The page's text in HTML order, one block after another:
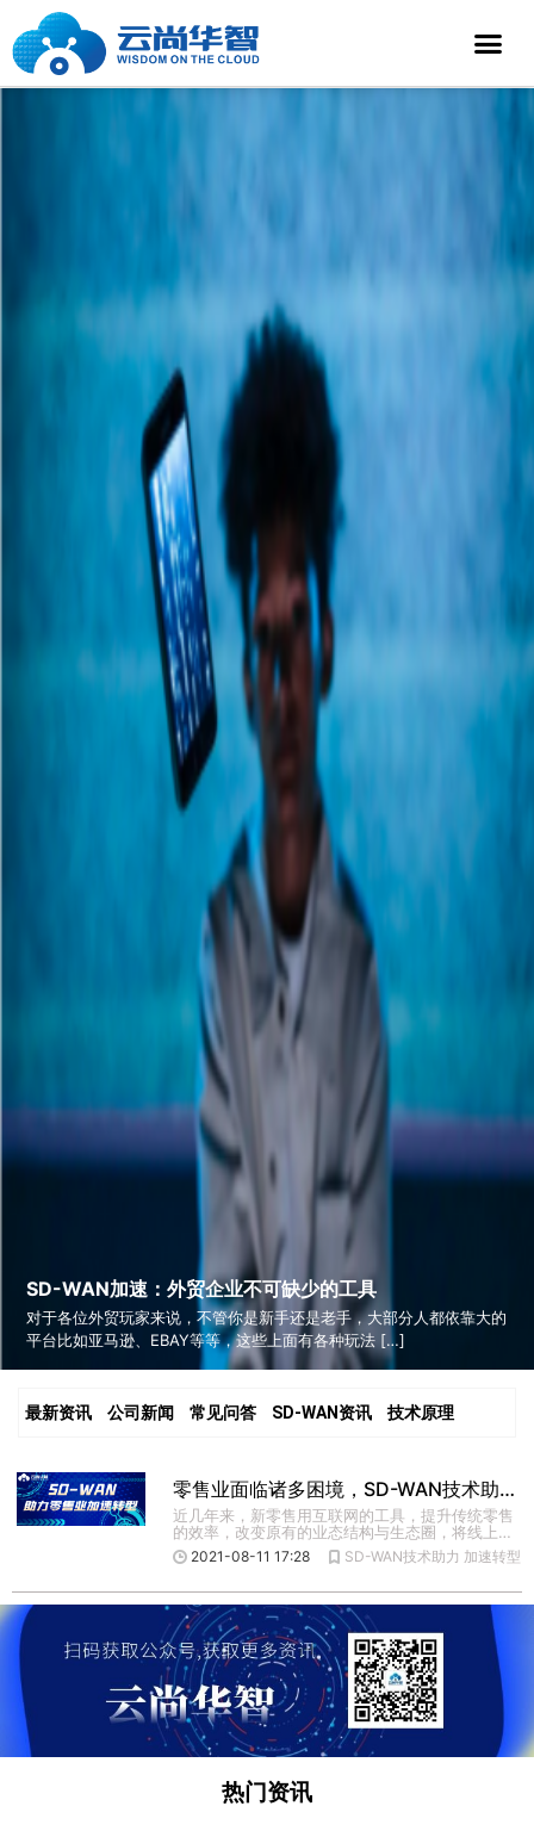
SD-WAN加速：外贸企业不可缺少的工具
对于各位外贸玩家来说，不管你是新手还是老手，大部分人都依靠大的
平台比如亚马逊、EBAY等等，这些上面有各种玩法 […]
最新资讯 公司新闻 常见问答 SD-WAN资讯 技术原理
零售业面临诸多困境，SD-WAN技术助力零售业加速转型
近几年来，新零售用互联网的工具，提升传统零售
的效率，改变原有的业态结构与生态圈，将线上销
售与线下销售深度融合， […]
2021-08-11 17:28 SD-WAN技术助力 加速转型
热门资讯